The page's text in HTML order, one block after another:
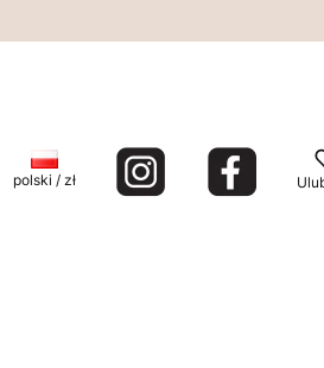
polski / zł